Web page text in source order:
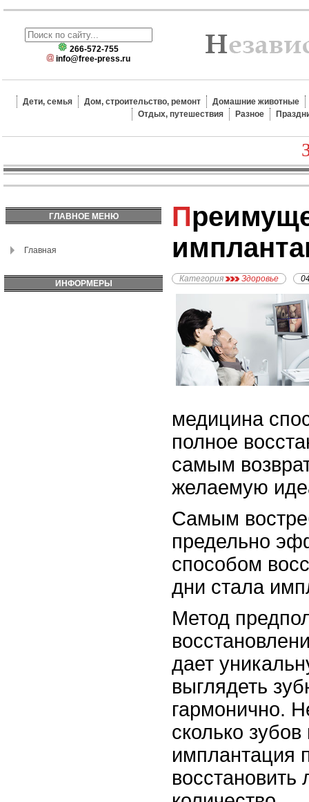
266-572-755
info@free-press.ru
Дети, семья Дом, строительство, ремонт
Домашние животные
Отдых, путешествия
Разное
ГЛАВНОЕ МЕНЮ
Главная
ИНФОРМЕРЫ
Преимущества
Категория Здоровье
медицина
полное
самым
желаемую
Самым
предельно
способом
дни стала
Метод
дает
выглядеть
гармонично.
сколько
имплантация
восстановить